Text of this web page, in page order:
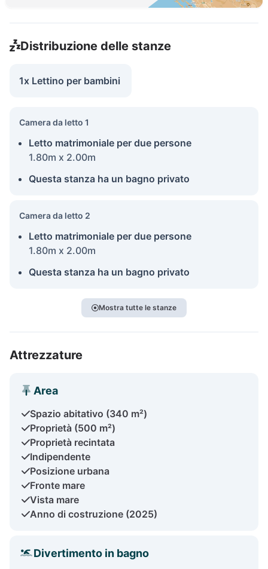
Distribuzione delle stanze
1x Lettino per bambini
Camera da letto 1
Letto matrimoniale per due persone
1.80m x 2.00m
Questa stanza ha un bagno privato
Camera da letto 2
Letto matrimoniale per due persone
1.80m x 2.00m
Questa stanza ha un bagno privato
Mostra tutte le stanze
Attrezzature
Area
Spazio abitativo (340 m²)
Proprietà (500 m²)
Proprietà recintata
Indipendente
Posizione urbana
Fronte mare
Vista mare
Anno di costruzione (2025)
Divertimento in bagno